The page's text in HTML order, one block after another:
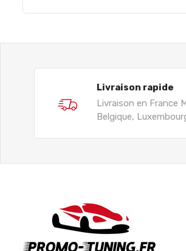
Livraison rapide
Livraison en France
Belgique,